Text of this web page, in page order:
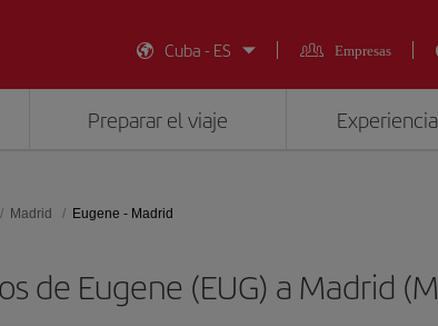
Cuba - ES
Empresas
Preparar el viaje
Madrid Eugene - Madrid
de Eugene (EUG) a Madrid